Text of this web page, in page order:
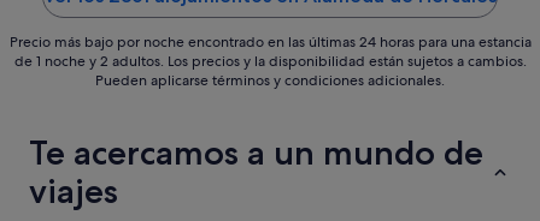
Precio más bajo por noche encontrado en las últimas 24 horas para una estancia
de 1 noche y 2 adultos. Los precios y la disponibilidad están sujetos a cambios.
Pueden aplicarse términos y condiciones adicionales.
Te acercamos a un mundo de
viajes